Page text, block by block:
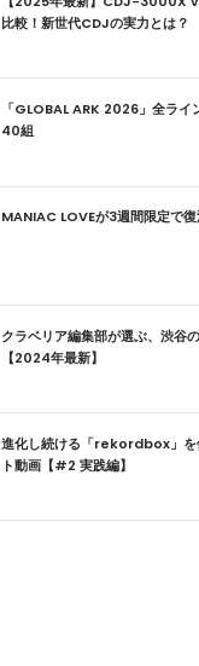
比較！新世代CDJの実力とは？
「GLOBAL ARK 2026」全ライ
40組
MANIAC LOVEが3週間限定で
クラベリア編集部が選ぶ、渋谷
【2024年最新】
進化し続ける「rekordbox」を
ト動画【#2 実践編】